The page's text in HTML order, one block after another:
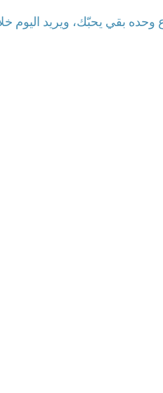
وحده بقي يحبّك، ويريد اليوم